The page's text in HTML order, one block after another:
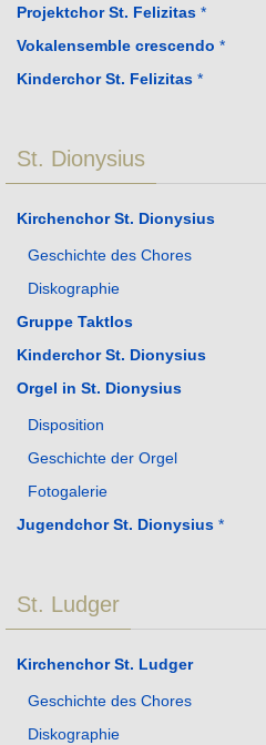
Projektchor St. Felizitas *
Vokalensemble crescendo *
Kinderchor St. Felizitas *
St. Dionysius
Kirchenchor St. Dionysius
Geschichte des Chores
Diskographie
Gruppe Taktlos
Kinderchor St. Dionysius
Orgel in St. Dionysius
Disposition
Geschichte der Orgel
Fotogalerie
Jugendchor St. Dionysius *
St. Ludger
Kirchenchor St. Ludger
Geschichte des Chores
Diskographie